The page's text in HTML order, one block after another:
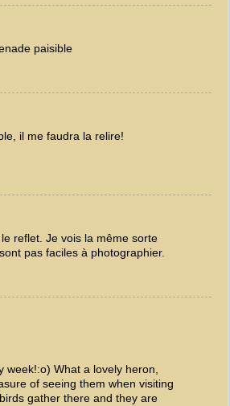
paisible
il me faudra la relire!
reflet. Je vois la même sorte
pas faciles à photographier.
week!:o) What a lovely heron,
of seeing them when visiting
gather there and they are